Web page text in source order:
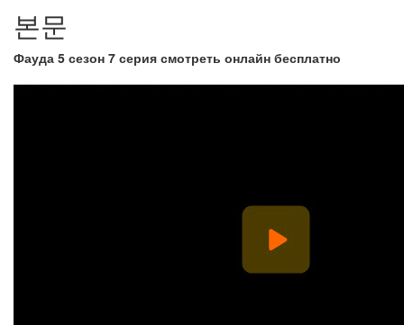
본문
Фауда 5 сезон 7 серия смотреть онлайн бесплатно